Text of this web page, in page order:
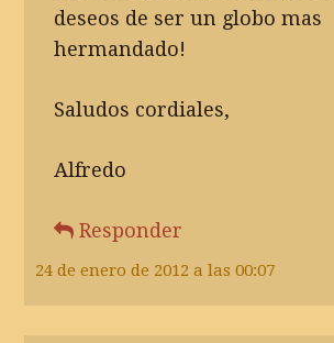
24 de enero de 2012 a las 00:07
deseos de ser un globo mas
hermandado!
Saludos cordiales,
Alfredo
Responder